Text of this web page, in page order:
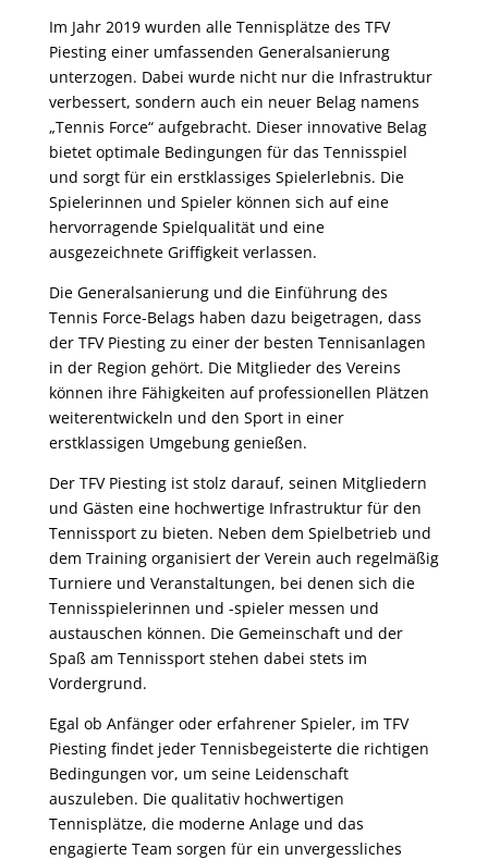
Im Jahr 2019 wurden alle Tennisplätze des TFV
Piesting einer umfassenden Generalsanierung
unterzogen. Dabei wurde nicht nur die Infrastruktur
verbessert, sondern auch ein neuer Belag namens
„Tennis Force“ aufgebracht. Dieser innovative Belag
bietet optimale Bedingungen für das Tennisspiel
und sorgt für ein erstklassiges Spielerlebnis. Die
Spielerinnen und Spieler können sich auf eine
hervorragende Spielqualität und eine
ausgezeichnete Griffigkeit verlassen.
Die Generalsanierung und die Einführung des
Tennis Force-Belags haben dazu beigetragen, dass
der TFV Piesting zu einer der besten Tennisanlagen
in der Region gehört. Die Mitglieder des Vereins
können ihre Fähigkeiten auf professionellen Plätzen
weiterentwickeln und den Sport in einer
erstklassigen Umgebung genießen.
Der TFV Piesting ist stolz darauf, seinen Mitgliedern
und Gästen eine hochwertige Infrastruktur für den
Tennissport zu bieten. Neben dem Spielbetrieb und
dem Training organisiert der Verein auch regelmäßig
Turniere und Veranstaltungen, bei denen sich die
Tennisspielerinnen und -spieler messen und
austauschen können. Die Gemeinschaft und der
Spaß am Tennissport stehen dabei stets im
Vordergrund.
Egal ob Anfänger oder erfahrener Spieler, im TFV
Piesting findet jeder Tennisbegeisterte die richtigen
Bedingungen vor, um seine Leidenschaft
auszuleben. Die qualitativ hochwertigen
Tennisplätze, die moderne Anlage und das
engagierte Team sorgen für ein unvergessliches